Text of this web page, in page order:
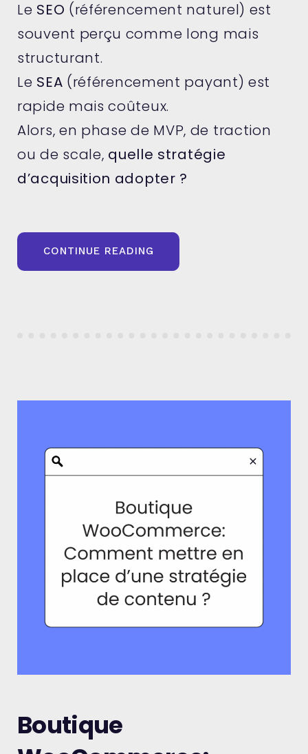
Le SEO (référencement naturel) est
souvent perçu comme long mais
structurant.
Le SEA (référencement payant) est
rapide mais coûteux.
Alors, en phase de MVP, de traction
ou de scale, quelle stratégie
d’acquisition adopter ?
CONTINUE READING
SEA
Boutique